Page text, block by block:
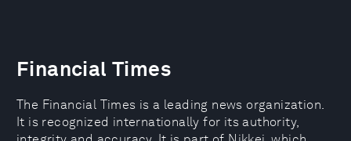
Financial Times
The Financial Times is a leading news organization.
It is recognized internationally for its authority,